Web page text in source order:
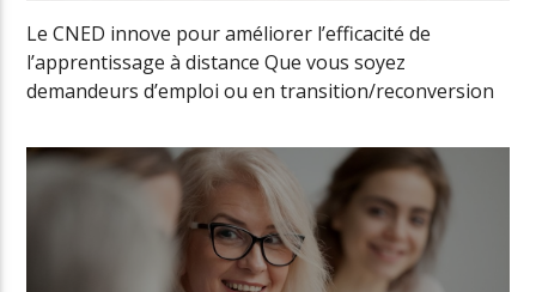
Le CNED innove pour améliorer l’efficacité de
l’apprentissage à distance Que vous soyez
demandeurs d’emploi ou en transition/reconversion
00:26 READ TIME